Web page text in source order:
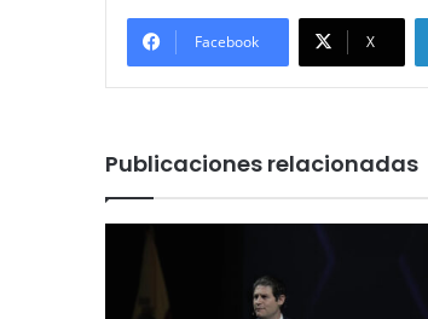
Facebook X
Publicaciones relacionadas